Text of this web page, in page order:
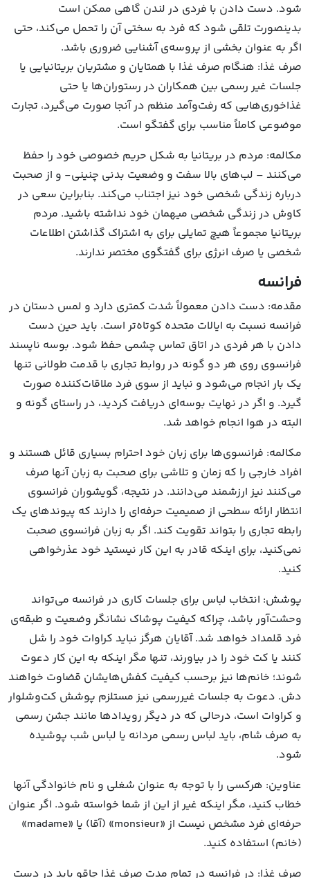
شود. دست دادن با فردی در لندن گاهی ممکن است
بدینصورت تلقی شود که فرد به سختی آن را تحمل می‌کند، حتی
اگر به عنوان بخشی از پروسه‌ی آشنایی ضروری باشد.
صرف غذا: هنگام صرف غذا با همتایان و مشتریان بریتانیایی یا
جلسات غیر رسمی بین همکاران در رستوران‌ها یا حتی
غذاخوری‌هایی که رفت‌وآمد منظم در آنجا صورت می‌گیرد، تجارت
موضوعی کاملاً مناسب برای گفتگو است.
مکالمه: مردم در بریتانیا به شکل حریم خصوصی خود را حفظ
می‌کنند – لب‌های بالا سفت و وضعیت بدنی چنینی- و از صحبت
درباره زندگی شخصی خود نیز اجتناب می‌کند. بنابراین سعی در
کاوش در زندگی شخصی میهمان خود نداشته باشید. مردم
بریتانیا مجموعاً هیچ تمایلی برای به اشتراک گذاشتن اطلاعات
شخصی یا صرف انرژی برای گفتگوی مختصر ندارند.
فرانسه
مقدمه: دست دادن معمولاً شدت کمتری دارد و لمس دستان در
فرانسه نسبت به ایالات متحده کوتاه‌تر است. باید حین دست
دادن با هر فردی در اتاق تماس چشمی حفظ شود. بوسه ناپسند
فرانسوی روی هر دو گونه در روابط تجاری با قدمت طولانی تنها
یک بار انجام می‌شود و نباید از سوی فرد ملاقات‌کننده صورت
گیرد. و اگر در نهایت بوسه‌ای دریافت کردید، در راستای گونه و
البته در هوا انجام خواهد شد.
مکالمه: فرانسوی‌ها برای زبان خود احترام بسیاری قائل هستند و
افراد خارجی را که زمان و تلاشی برای صحبت به زبان آنها صرف
می‌کنند نیز ارزشمند می‌دانند. در نتیجه، گویشوران فرانسوی
انتظار ارائه سطحی از صمیمیت حرفه‌ای را دارند که پیوندهای یک
رابطه تجاری را بتواند تقویت کند. اگر به زبان فرانسوی صحبت
نمی‌کنید، برای اینکه قادر به این کار نیستید خود عذرخواهی
کنید.
پوشش: انتخاب لباس برای جلسات کاری در فرانسه می‌تواند
وحشت‌آور باشد، چراکه کیفیت پوشاک نشانگر وضعیت و طبقه‌ی
فرد قلمداد خواهد شد. آقایان هرگز نباید کراوات خود را شل
کنند یا کت خود را در بیاورند، تنها مگر اینکه به این کار دعوت
شوند؛ خانم‌ها نیز برحسب کیفیت کفش‌هایشان قضاوت خواهند
دش. دعوت به جلسات غیررسمی نیز مستلزم پوشش کت‌وشلوار
و کراوات است، درحالی که در دیگر رویدادها مانند جشن رسمی
به صرف شام، باید لباس رسمی مردانه یا لباس شب پوشیده
شود.
عناوین: هرکسی را با توجه به عنوان شغلی و نام خانوادگی آنها
خطاب کنید، مگر اینکه غیر از این از شما خواسته شود. اگر عنوان
حرفه‌ای فرد مشخص نیست از «monsieur» (آقا) یا «madame»
(خانم) استفاده کنید.
صرف غذا: در فرانسه در تمام مدت صرف غذا چاقو باید در دست